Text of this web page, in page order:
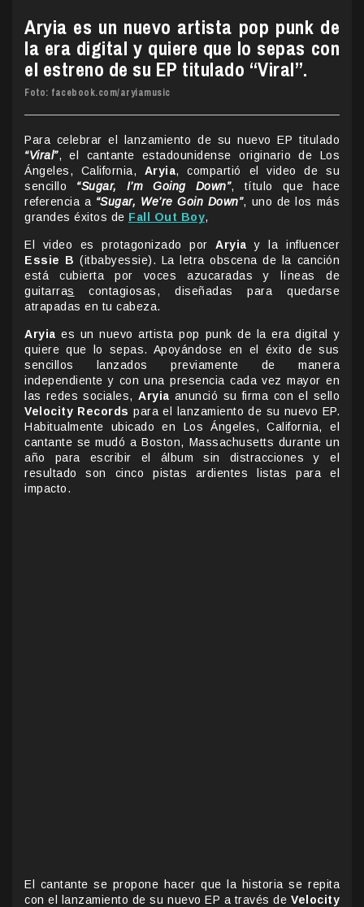
Aryia es un nuevo artista pop punk de
la era digital y quiere que lo sepas con
el estreno de su EP titulado “Viral”.
Foto: facebook.com/aryiamusic
Para celebrar el lanzamiento de su nuevo EP titulado
“Viral”, el cantante estadounidense originario de Los
Ángeles, California, Aryia, compartió el video de su
sencillo “Sugar, I’m Going Down”, título que hace
referencia a “Sugar, We’re Goin Down”, uno de los más
grandes éxitos de Fall Out Boy,
El video es protagonizado porAryia y la influencer
Essie B (itbabyessie). La letra obscena de la canción
está cubierta por voces azucaradas y líneas de
guitarras contagiosas, diseñadas para quedarse
atrapadas en tu cabeza.
Aryia es un nuevo artista pop punk de la era digital y
quiere que lo sepas. Apoyándose en el éxito de sus
sencillos lanzados previamente de manera
independiente y con una presencia cada vez mayor en
las redes sociales,Aryia anunció su firma con el sello
Velocity Records para el lanzamiento de su nuevo EP.
Habitualmente ubicado en Los Ángeles, California, el
cantante se mudó a Boston, Massachusetts durante un
año para escribir el álbum sin distracciones y el
resultado son cinco pistas ardientes listas para el
impacto.
El cantante se propone hacer que la historia se repita
con el lanzamiento de su nuevo EP a través de Velocity